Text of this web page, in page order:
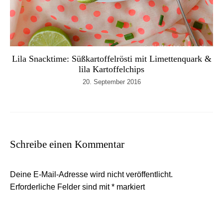
Lila Snacktime: Süßkartoffelrösti mit Limettenquark &
lila Kartoffelchips
20. September 2016
Schreibe einen Kommentar
Deine E-Mail-Adresse wird nicht veröffentlicht.
Erforderliche Felder sind mit* markiert